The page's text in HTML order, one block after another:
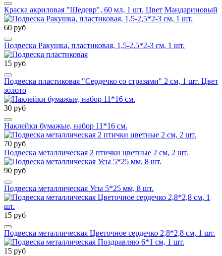
Краска акриловая "Шедевр", 60 мл, 1 шт. Цвет Мандариновый
60 руб
Подвеска Ракушка, пластиковая, 1,5-2,5*2-3 см, 1 шт.
15 руб
Подвеска пластиковая "Сердечко со стразами" 2 см, 1 шт. Цвет
золото
30 руб
Наклейки бумажые, набор 11*16 см.
70 руб
Подвеска металлическая 2 птички цветные 2 см, 2 шт.
90 руб
Подвеска металлическая Усы 5*25 мм, 8 шт.
15 руб
Подвеска металлическая Цветочное сердечко 2,8*2,8 см, 1 шт.
15 руб